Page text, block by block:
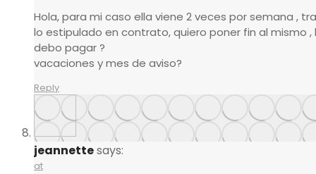
Hola, para mi caso ella viene 2 veces por semana ,
lo estipulado en contrato, quiero poner fin al mismo
debo pagar ?
vacaciones y mes de aviso?
Reply
jeannettesays:
at